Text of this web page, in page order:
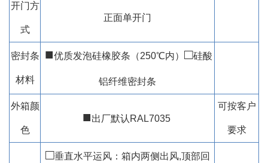
开门方
式
正面单开门
密封条
材料
■优质发泡硅橡胶条（250℃内） □硅酸
铝纤维密封条
外箱颜
色
■出厂默认RAL7035
可按客户
要求
□垂直水平运风：箱内两侧出风,顶部回